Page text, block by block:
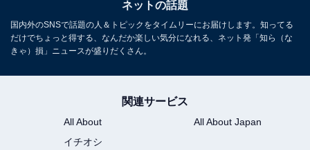
ネットの話題
国内外のSNSで話題の人＆トピックをタイムリーにお届けします。知ってる
だけでちょっと得する、なんだか楽しい気分になれる、ネット発「知ら（な
きゃ）損」ニュースが盛りだくさん。
関連サービス
All About
All About Japan
イチオシ